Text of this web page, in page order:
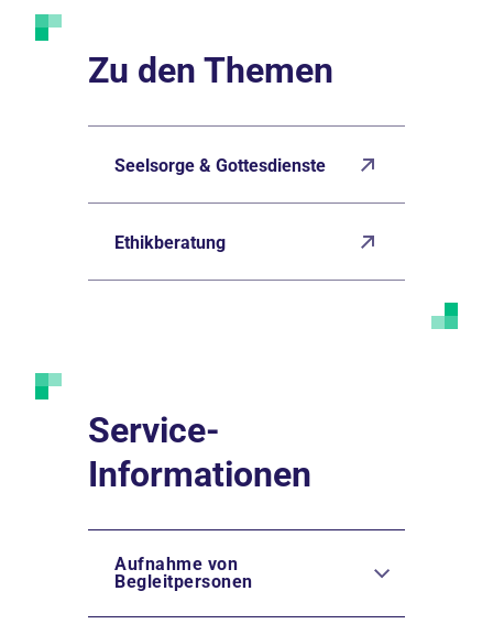
Zu den Themen
Seelsorge & Gottesdienste
Ethikberatung
Service-
Informationen
Aufnahme von
Begleitpersonen